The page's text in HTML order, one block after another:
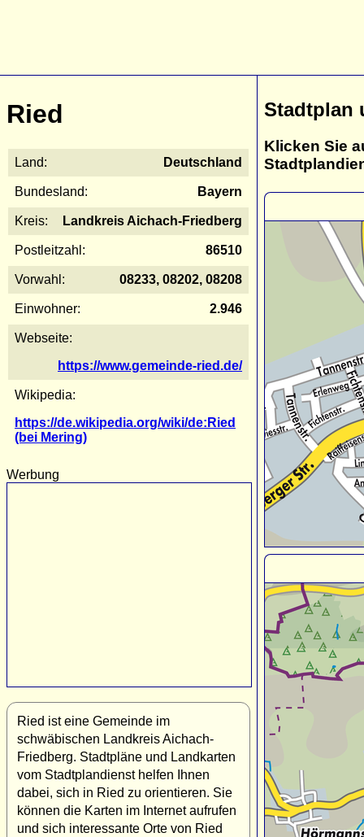
Ried
Land: Deutschland
Bundesland: Bayern
Kreis: Landkreis Aichach-Friedberg
Postleitzahl: 86510
Vorwahl: 08233, 08202, 08208
Einwohner: 2.946
Webseite:
https://www.gemeinde-ried.de/
Wikipedia:
https://de.wikipedia.org/wiki/de:Ried
(bei Mering)
Werbung
Ried ist eine Gemeinde im
schwäbischen Landkreis Aichach-
Friedberg. Stadtpläne und Landkarten
vom Stadtplandienst helfen Ihnen
dabei, sich in Ried zu orientieren. Sie
können die Karten im Internet aufrufen
und sich interessante Orte von Ried
Stadtplan
Klicken Sie